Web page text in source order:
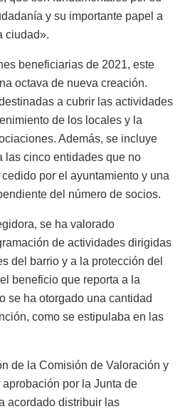
y su importante papel a
ciudad».
beneficiarias de 2021, este
octava de nueva creación.
a cubrir las actividades
de los locales y la
Además, se incluye
las cinco entidades que no
por el ayuntamiento y una
del número de socios.
se ha valorado
de actividades dirigidas
del barrio y a la protección del
beneficio que reporta a la
se ha otorgado una cantidad
como se estipulaba en las
de la Comisión de Valoración y
por la Junta de
acordado distribuir las